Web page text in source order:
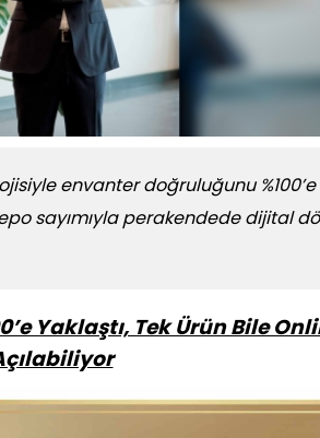
envanter doğruluğunu %100’e
sayımıyla perakendede dijital
Yaklaştı, Tek Ürün Bile